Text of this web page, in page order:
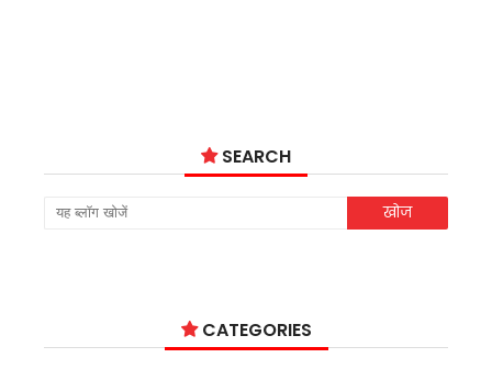
SEARCH
CATEGORIES